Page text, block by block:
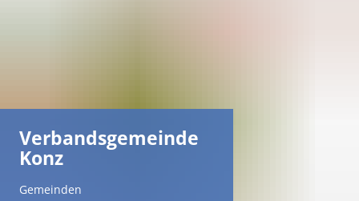
Verbandsgemeinde
Konz
Gemeinden